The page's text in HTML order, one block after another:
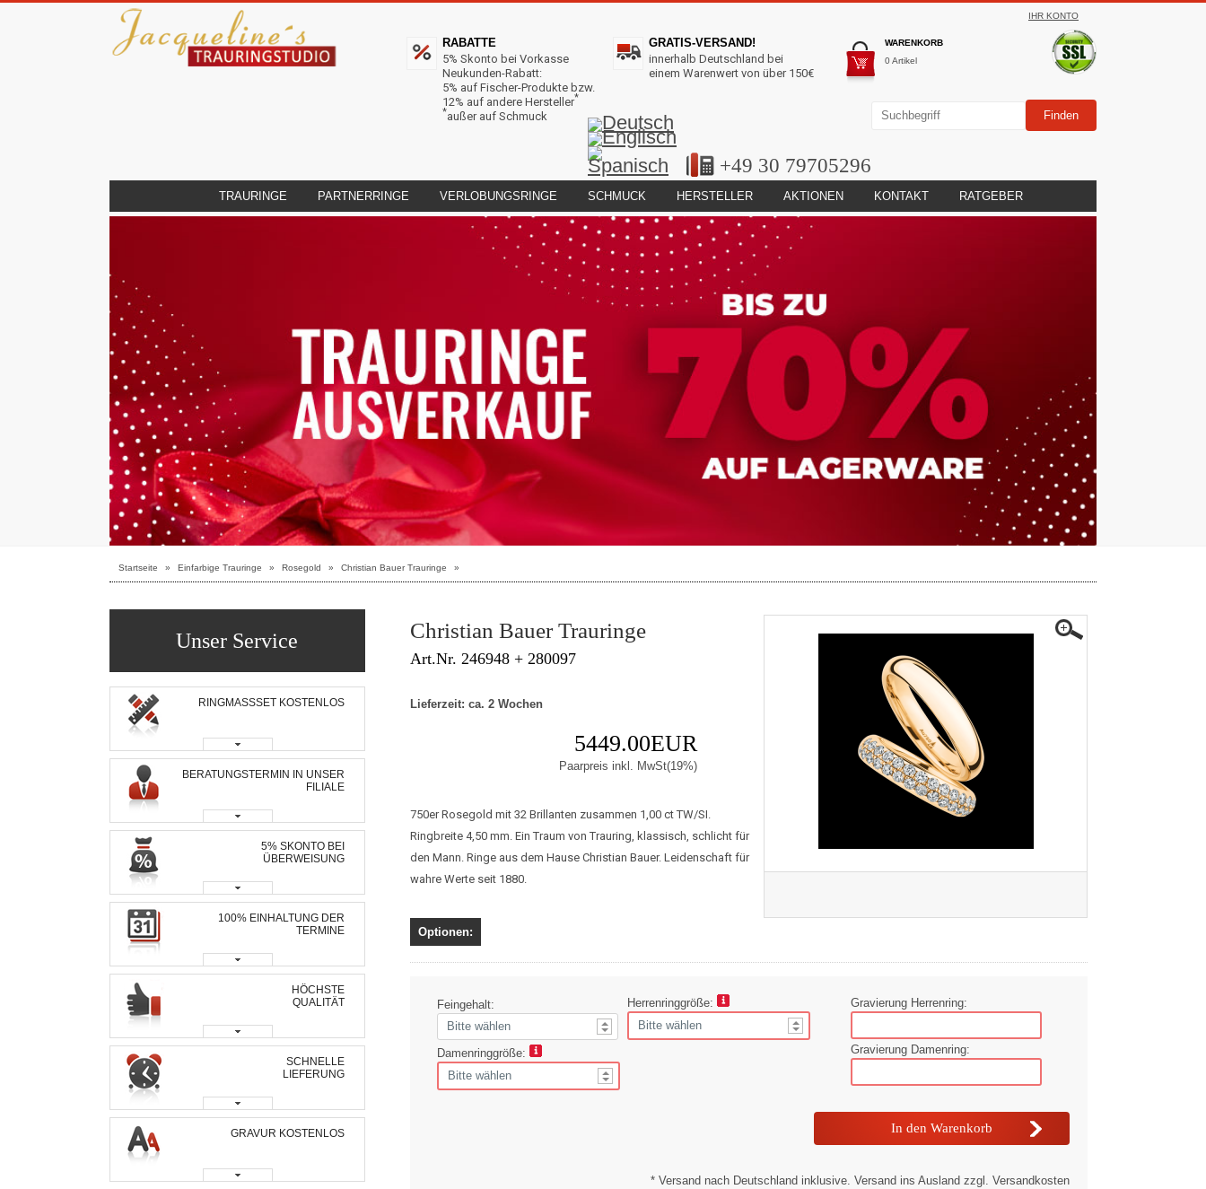
IHR KONTO
WARENKORB
0 Artikel
RABATTE
5% Skonto bei Vorkasse
Neukunden-Rabatt:
5% auf Fischer-Produkte bzw.
12% auf andere Hersteller*
*außer auf Schmuck
GRATIS-VERSAND!
innerhalb Deutschland bei
einem Warenwert von über 150€
+49 30 79705296
TRAURINGE PARTNERRINGE VERLOBUNGSRINGE SCHMUCK HERSTELLER AKTIONEN KONTAKT RATGEBER
Startseite » Einfarbige Trauringe » Rosegold » Christian Bauer Trauringe »
Christian Bauer Trauringe
Art.Nr. 246948 + 280097
Lieferzeit: ca. 2 Wochen
5449.00EUR
Paarpreis inkl. MwSt(19%)
750er Rosegold mit 32 Brillanten zusammen 1,00 ct TW/SI.
Ringbreite 4,50 mm. Ein Traum von Trauring, klassisch, schlicht für
den Mann. Ringe aus dem Hause Christian Bauer. Leidenschaft für
wahre Werte seit 1880.
Optionen:
Feingehalt: Herrenringgröße:
Damenringgröße:
Gravierung Herrenring:
Gravierung Damenring:
* Versand nach Deutschland inklusive. Versand ins Ausland zzgl. Versandkosten
Unser Service
RINGMASSSET KOSTENLOS
BERATUNGSTERMIN IN UNSER
FILIALE
5% SKONTO BEI
ÜBERWEISUNG
100% EINHALTUNG DER
TERMINE
HÖCHSTE
QUALITÄT
SCHNELLE
LIEFERUNG
GRAVUR KOSTENLOS